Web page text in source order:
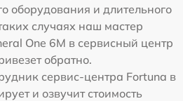
оборудования и длительного
случаях наш мастер
One 6M в сервисный центр
обратно.
сервис-центра Fortuna в
и озвучит стоимость